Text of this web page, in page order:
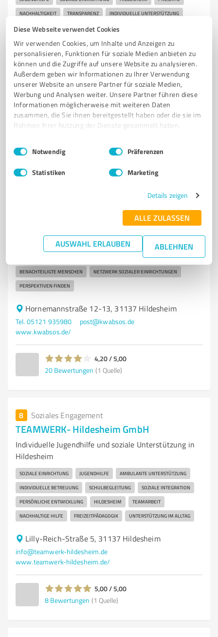
Diese Webseite verwendet Cookies
Wir verwenden Cookies, um Inhalte und Anzeigen zu
personalisieren, Funktionen für soziale Medien anbieten zu
können und die Zugriffe auf unsere Website zu analysieren.
Außerdem geben wir Informationen zu Ihrer Verwendung
unserer Website an unsere Partner für soziale Medien,
Werbung und Analysen weiter. Unsere Partner führen diese
Informationen möglicherweise mit weiteren Daten
zusammen, die Sie ihnen bereitgestellt haben oder die sie im
Rahmen Ihrer Nutzung der Dienste gesammelt haben.
Impressum Datenschutzbestimmungen
Einwilligungsauswahl
Notwendig Präferenzen
Statistiken Marketing
Details zeigen
ALLE ZULASSEN
AUSWAHL ERLAUBEN ABLEHNEN
NACHHALTIGKEIT TRANSPARENZ INDIVIDUELLE UNTERSTÜTZUNG
KUNST UND KULTUR VIELFALT BERUFLICHE GLEICHSTELLUNG
SOZIALE VERANTWORTUNG FAMILIENFÖRDERUNG
Am Alten Wasserwerk 1, 31135 Hildesheim
Tel. 05121 935930
info@cluster-projekte.de
cluster-sozialagentur.de/
4,50 / 5,00
10 Bewertungen (1 Quelle)
7 Soziales Engagement
Kommunikations-, Wohn- und Beratungszentrum für
gefährdete Menschen in Hildeshei
SOZIALE UNTERSTÜTZUNG LEBENSHILFE EIGENVERANTWORTUNG
BENACHTEILIGTE MENSCHEN NETZWERK SOZIALER EINRICHTUNGEN
PERSPEKTIVEN FINDEN
Hornemannstraße 12-13, 31137 Hildesheim
Tel. 05121 935980
post@kwabsos.de
www.kwabsos.de/
4,20 / 5,00
20 Bewertungen (1 Quelle)
8 Soziales Engagement
TEAMWERK- Hildesheim GmbH
Individuelle Jugendhilfe und soziale Unterstützung in
Hildesheim
SOZIALE EINRICHTUNG JUGENDHILFE AMBULANTE UNTERSTÜTZUNG
INDIVIDUELLE BETREUUNG SCHULBEGLEITUNG SOZIALE INTEGRATION
PERSÖNLICHE ENTWICKLUNG HILDESHEIM TEAMARBEIT
NACHHALTIGE HILFE FREIZEITPÄDAGOGIK UNTERSTÜTZUNG IM ALLTAG
Lilly-Reich-Straße 5, 31137 Hildesheim
info@teamwerk-hildesheim.de
www.teamwerk-hildesheim.de/
5,00 / 5,00
8 Bewertungen (1 Quelle)